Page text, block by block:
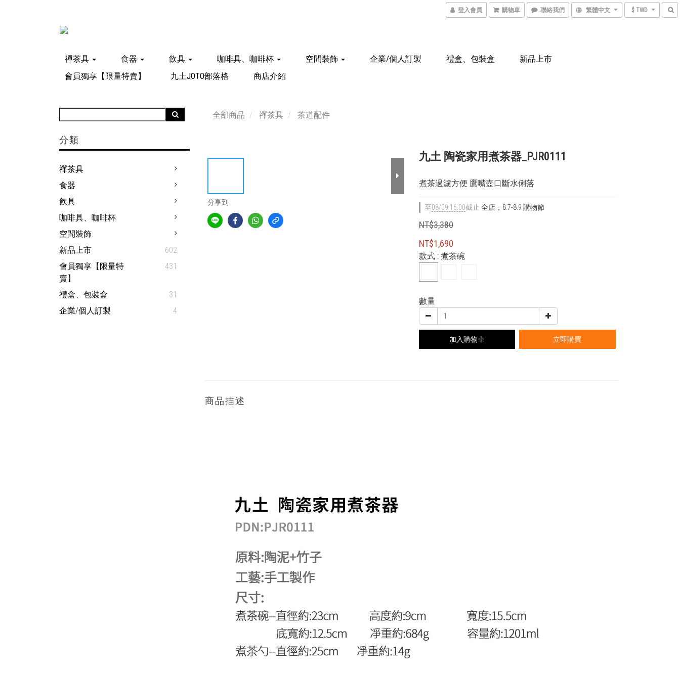
登入會員 購物車 聯絡我們 繁體中文 $ TWD
禪茶具 食器 飲具 咖啡具、咖啡杯 空間裝飾 企業/個人訂製 禮盒、包裝盒
新品上市
會員獨享【限量特賣】
九土JOTO部落格 商店介紹
分類
禪茶具
食器
飲具
咖啡具、咖啡杯
空間裝飾
新品上市
602
會員獨享【限量特
賣】
431
禮盒、包裝盒
31
企業/個人訂製
4
全部商品 禪茶具 茶道配件
分享到
九土 陶瓷家用煮茶器_PJR0111
煮茶過濾方便 鷹嘴壺口斷水俐落
至08/09 16:00截止 全店，8.7-8.9 購物節
NT$3,380
NT$1,690
款式 : 煮茶碗
數量
加入購物車 立即購買
商品描述